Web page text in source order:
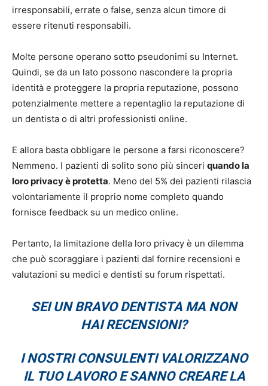
irresponsabili, errate o false, senza alcun timore di
essere ritenuti responsabili.
Molte persone operano sotto pseudonimi su Internet.
Quindi, se da un lato possono nascondere la propria
identità e proteggere la propria reputazione, possono
potenzialmente mettere a repentaglio la reputazione di
un dentista o di altri professionisti online.
E allora basta obbligare le persone a farsi riconoscere?
Nemmeno. I pazienti di solito sono più sinceri quando la
loro privacy è protetta. Meno del 5% dei pazienti rilascia
volontariamente il proprio nome completo quando
fornisce feedback su un medico online.
Pertanto, la limitazione della loro privacy è un dilemma
che può scoraggiare i pazienti dal fornire recensioni e
valutazioni su medici e dentisti su forum rispettati.
SEI UN BRAVO DENTISTA MA NON
HAI RECENSIONI?
I NOSTRI CONSULENTI VALORIZZANO
IL TUO LAVORO E SANNO CREARE LA